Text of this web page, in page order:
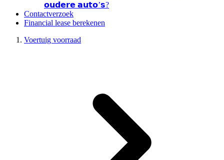
𝗼𝘂𝗱𝗲𝗿𝗲 𝗮𝘂𝘁𝗼’𝘀?
Contactverzoek
Financial lease berekenen
Voertuig voorraad